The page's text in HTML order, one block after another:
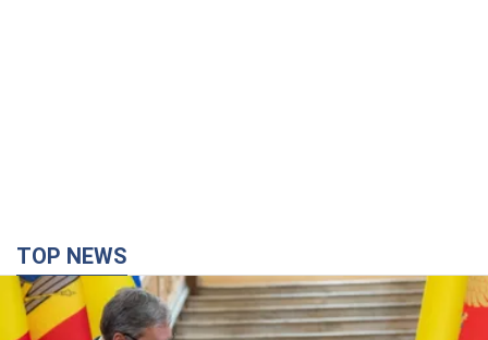
TOP NEWS